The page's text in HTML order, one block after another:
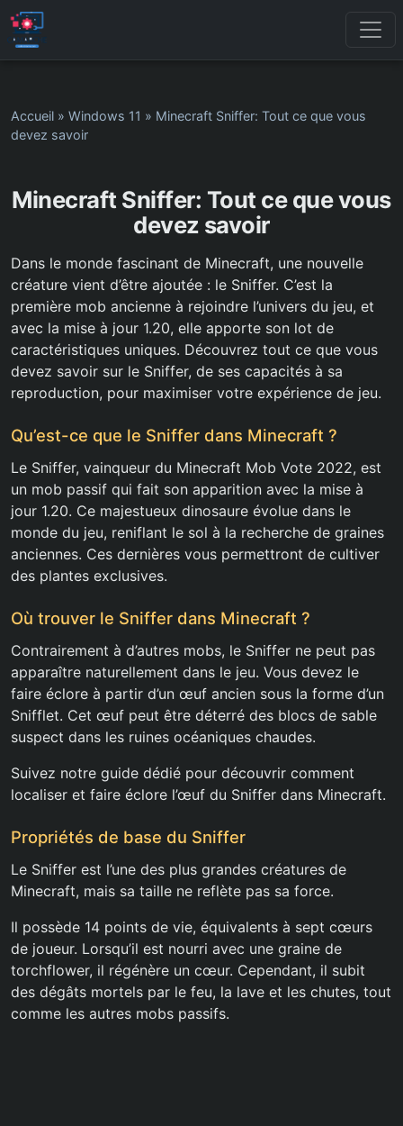
Accueil » Windows 11 » Minecraft Sniffer: Tout ce que vous
devez savoir
Minecraft Sniffer: Tout ce que vous
devez savoir
Dans le monde fascinant de Minecraft, une nouvelle
créature vient d’être ajoutée : le Sniffer. C’est la
première mob ancienne à rejoindre l’univers du jeu, et
avec la mise à jour 1.20, elle apporte son lot de
caractéristiques uniques. Découvrez tout ce que vous
devez savoir sur le Sniffer, de ses capacités à sa
reproduction, pour maximiser votre expérience de jeu.
Qu’est-ce que le Sniffer dans Minecraft ?
Le Sniffer, vainqueur du Minecraft Mob Vote 2022, est
un mob passif qui fait son apparition avec la mise à
jour 1.20. Ce majestueux dinosaure évolue dans le
monde du jeu, reniflant le sol à la recherche de graines
anciennes. Ces dernières vous permettront de cultiver
des plantes exclusives.
Où trouver le Sniffer dans Minecraft ?
Contrairement à d’autres mobs, le Sniffer ne peut pas
apparaître naturellement dans le jeu. Vous devez le
faire éclore à partir d’un œuf ancien sous la forme d’un
Snifflet. Cet œuf peut être déterré des blocs de sable
suspect dans les ruines océaniques chaudes.
Suivez notre guide dédié pour découvrir comment
localiser et faire éclore l’œuf du Sniffer dans Minecraft.
Propriétés de base du Sniffer
Le Sniffer est l’une des plus grandes créatures de
Minecraft, mais sa taille ne reflète pas sa force.
Il possède 14 points de vie, équivalents à sept cœurs
de joueur. Lorsqu’il est nourri avec une graine de
torchflower, il régénère un cœur. Cependant, il subit
des dégâts mortels par le feu, la lave et les chutes, tout
comme les autres mobs passifs.